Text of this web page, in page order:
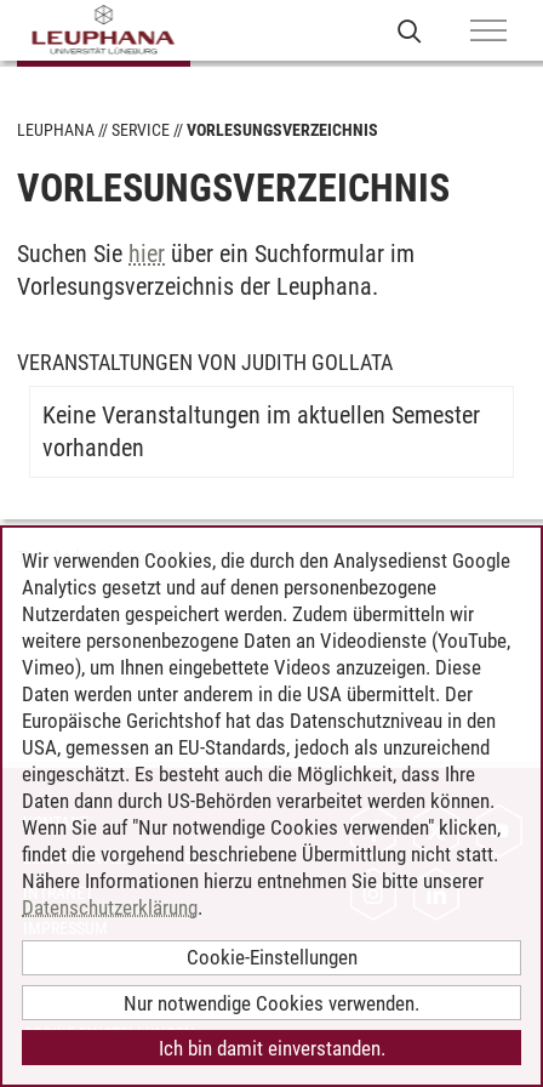
LEUPHANA SERVICE VORLESUNGSVERZEICHNIS
VORLESUNGSVERZEICHNIS
Suchen Sie hier über ein Suchformular im
Vorlesungsverzeichnis der Leuphana.
VERANSTALTUNGEN VON JUDITH GOLLATA
Keine Veranstaltungen im aktuellen Semester
vorhanden
Timo Leder/30.06.2024
KONTAKT
LEUPHANA ALS ARBEITGEBER
INTRANET
BARRIEREFREIHEIT
COOKIE-EINSTELLUNGEN
Wir verwenden Cookies, die durch den Analysedienst Google
Analytics gesetzt und auf denen personenbezogene
Nutzerdaten gespeichert werden. Zudem übermitteln wir
weitere personenbezogene Daten an Videodienste (YouTube,
Vimeo), um Ihnen eingebettete Videos anzuzeigen. Diese
Daten werden unter anderem in die USA übermittelt. Der
Europäische Gerichtshof hat das Datenschutzniveau in den
USA, gemessen an EU-Standards, jedoch als unzureichend
eingeschätzt. Es besteht auch die Möglichkeit, dass Ihre
Daten dann durch US-Behörden verarbeitet werden können.
Wenn Sie auf "Nur notwendige Cookies verwenden" klicken,
findet die vorgehend beschriebene Übermittlung nicht statt.
Nähere Informationen hierzu entnehmen Sie bitte unserer
Datenschutzerklärung.
Cookie-Einstellungen
Nur notwendige Cookies verwenden.
Ich bin damit einverstanden.